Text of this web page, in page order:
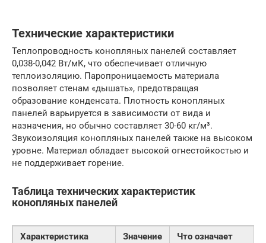
Технические характеристики
Теплопроводность конопляных панелей составляет
0,038-0,042 Вт/мК, что обеспечивает отличную
теплоизоляцию. Паропроницаемость материала
позволяет стенам «дышать», предотвращая
образование конденсата. Плотность конопляных
панелей варьируется в зависимости от вида и
назначения, но обычно составляет 30-60 кг/м³.
Звукоизоляция конопляных панелей также на высоком
уровне. Материал обладает высокой огнестойкостью и
не поддерживает горение.
Таблица технических характеристик
конопляных панелей
Характеристика Значение Что означает